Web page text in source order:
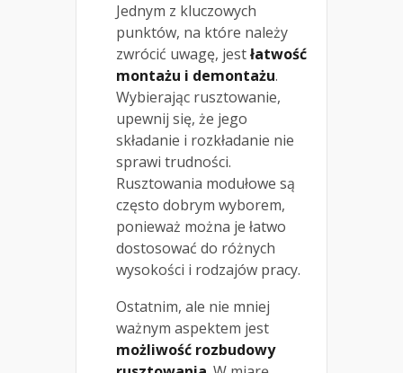
Jednym z kluczowych
punktów, na które należy
zwrócić uwagę, jestłatwość
montażu i demontażu.
Wybierając rusztowanie,
upewnij się, że jego
składanie i rozkładanie nie
sprawi trudności.
Rusztowania modułowe są
często dobrym wyborem,
ponieważ można je łatwo
dostosować do różnych
wysokości i rodzajów pracy.
Ostatnim, ale nie mniej
ważnym aspektem jest
możliwość rozbudowy